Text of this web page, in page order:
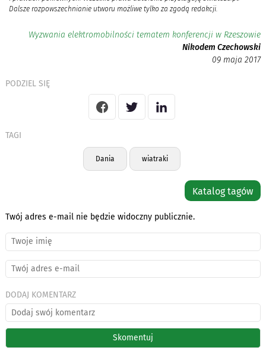
Dalsze rozpowszechnianie utworu możliwe tylko za zgodą redakcji.
Wyzwania elektromobilności tematem konferencji w Rzeszowie
Nikodem Czechowski
09 maja 2017
PODZIEL SIĘ
TAGI
Dania wiatraki
Katalog tagów
Twój adres e-mail nie będzie widoczny publicznie.
DODAJ KOMENTARZ